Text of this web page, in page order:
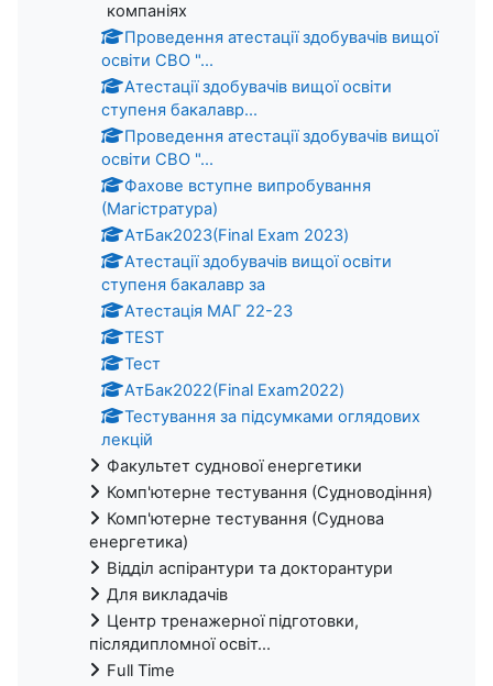
компаніях
Проведення атестації здобувачів вищої
освіти СВО "...
Атестації здобувачів вищої освіти
ступеня бакалавр...
Проведення атестації здобувачів вищої
освіти СВО "...
Фахове вступне випробування
(Магістратура)
АтБак2023(Final Exam 2023)
Атестації здобувачів вищої освіти
ступеня бакалавр за
Атестація МАГ 22-23
TEST
Тест
АтБак2022(Final Exam2022)
Тестування за підсумками оглядових
лекцій
Факультет суднової енергетики
Комп'ютерне тестування (Судноводіння)
Комп'ютерне тестування (Суднова
енергетика)
Відділ аспірантури та докторантури
Для викладачів
Центр тренажерної підготовки,
післядипломної освіт...
Full Time